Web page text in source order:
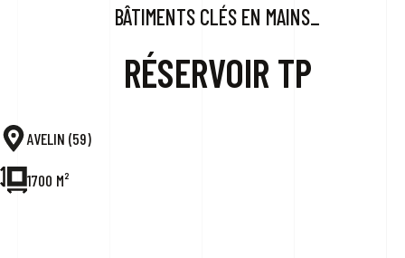
ENGAGEMENTS
BÂTIMENTS CLÉS EN MAINS_
RÉSERVOIR TP
AVELIN (59)
1700 M²